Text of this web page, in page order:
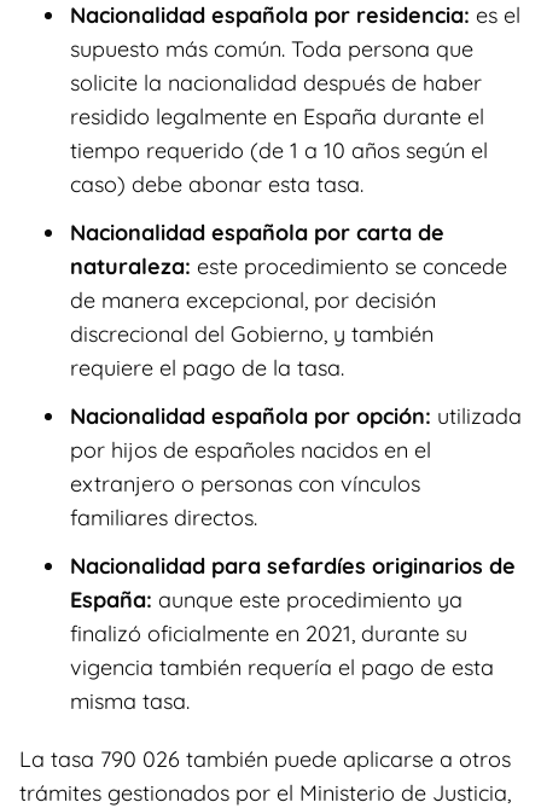
Nacionalidad española por residencia: es el
supuesto más común. Toda persona que
solicite la nacionalidad después de haber
residido legalmente en España durante el
tiempo requerido (de 1 a 10 años según el
caso) debe abonar esta tasa.
Nacionalidad española por carta de
naturaleza: este procedimiento se concede
de manera excepcional, por decisión
discrecional del Gobierno, y también
requiere el pago de la tasa.
Nacionalidad española por opción: utilizada
por hijos de españoles nacidos en el
extranjero o personas con vínculos
familiares directos.
Nacionalidad para sefardíes originarios de
España: aunque este procedimiento ya
finalizó oficialmente en 2021, durante su
vigencia también requería el pago de esta
misma tasa.
La tasa 790 026 también puede aplicarse a otros
trámites gestionados por el Ministerio de Justicia,